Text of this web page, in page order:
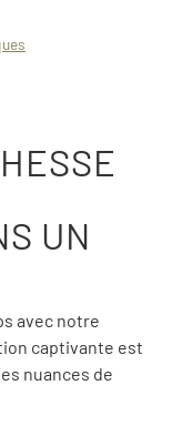
UN
avec notre
captivante est
nuances de